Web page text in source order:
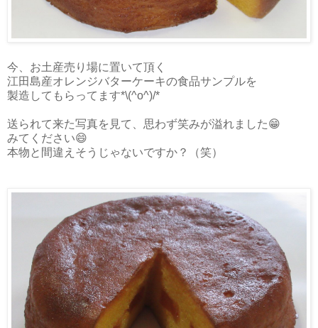
今、お土産売り場に置いて頂く
江田島産オレンジバターケーキの食品サンプルを
製造してもらってます*\(^o^)/*
送られて来た写真を見て、思わず笑みが溢れました😁
みてください😄
本物と間違えそうじゃないですか？（笑）